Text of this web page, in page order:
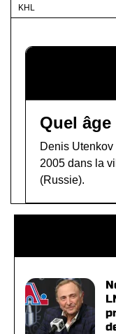
KHL
Quel
Denis
2005 dans la
(Russie).